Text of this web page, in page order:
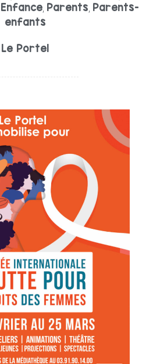
Enfance, Parents Parents-
enfants
Le Portel